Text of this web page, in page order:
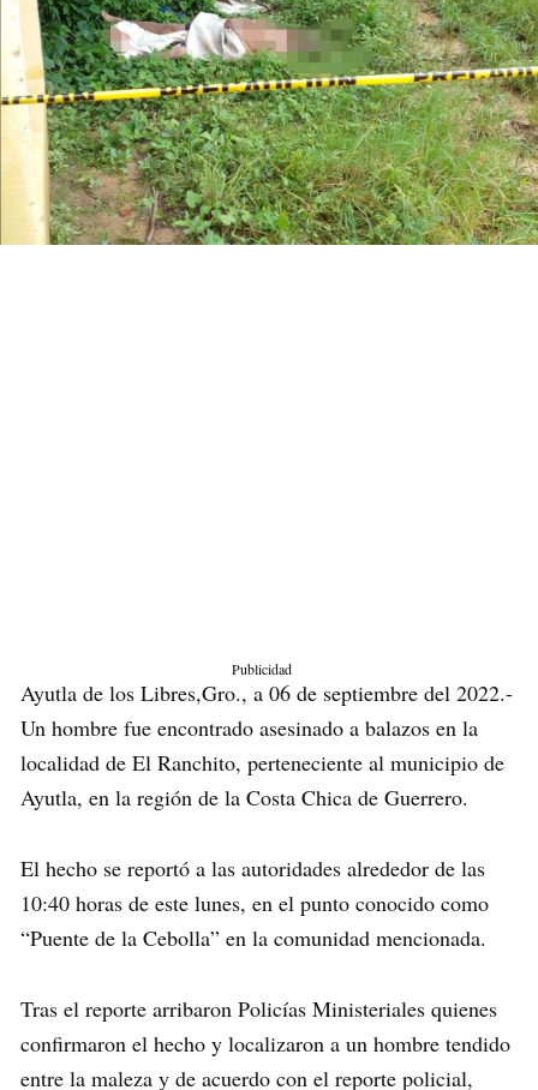
Publicidad
Ayutla de los Libres,Gro., a 06 de septiembre del 2022.-
Un hombre fue encontrado asesinado a balazos en la
localidad de El Ranchito, perteneciente al municipio de
Ayutla, en la región de la Costa Chica de Guerrero.
El hecho se reportó a las autoridades alrededor de las
10:40 horas de este lunes, en el punto conocido como
“Puente de la Cebolla” en la comunidad mencionada.
Tras el reporte arribaron Policías Ministeriales quienes
confirmaron el hecho y localizaron a un hombre tendido
entre la maleza y de acuerdo con el reporte policial,